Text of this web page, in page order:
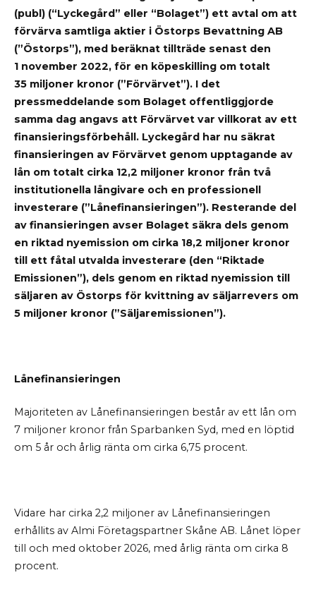
(publ) (“Lyckegård” eller “Bolaget”) ett avtal om att
förvärva samtliga aktier i Östorps Bevattning AB
(”Östorps”), med beräknat tillträde senast den
1 november 2022, för en köpeskilling om totalt
35 miljoner kronor (”Förvärvet”). I det
pressmeddelande som Bolaget offentliggjorde
samma dag angavs att Förvärvet var villkorat av ett
finansieringsförbehåll. Lyckegård har nu säkrat
finansieringen av Förvärvet genom upptagande av
lån om totalt cirka 12,2 miljoner kronor från två
institutionella långivare och en professionell
investerare (”Lånefinansieringen”). Resterande del
av finansieringen avser Bolaget säkra dels genom
en riktad nyemission om cirka 18,2 miljoner kronor
till ett fåtal utvalda investerare (den “Riktade
Emissionen”), dels genom en riktad nyemission till
säljaren av Östorps för kvittning av säljarrevers om
5 miljoner kronor (”Säljaremissionen”).
Lånefinansieringen
Majoriteten av Lånefinansieringen består av ett lån om
7 miljoner kronor från Sparbanken Syd, med en löptid
om 5 år och årlig ränta om cirka 6,75 procent.
Vidare har cirka 2,2 miljoner av Lånefinansieringen
erhållits av Almi Företagspartner Skåne AB. Lånet löper
till och med oktober 2026, med årlig ränta om cirka 8
procent.